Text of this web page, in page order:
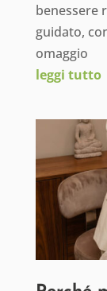
benessere
guidato,
omaggio
leggi tutto